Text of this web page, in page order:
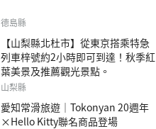
德島縣
【山梨縣北杜市】從東京搭乘特急
列車梓號約2小時即可到達！秋季紅
葉美景及推薦觀光景點。
山梨縣
愛知常滑旅遊｜Tokonyan 20週年
×Hello Kitty聯名商品登場